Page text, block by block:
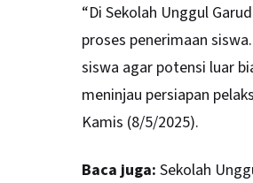
“Di Sekolah Unggul
proses penerimaan
siswa agar potensi luar
meninjau persiapan
Kamis (8/5/2025).
Baca juga: Sekolah